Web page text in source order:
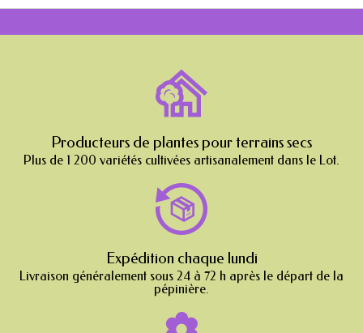
Producteurs de plantes pour terrains secs
Plus de 1 200 variétés cultivées artisanalement dans le Lot.
Expédition chaque lundi
Livraison généralement sous 24 à 72 h après le départ de la
pépinière.